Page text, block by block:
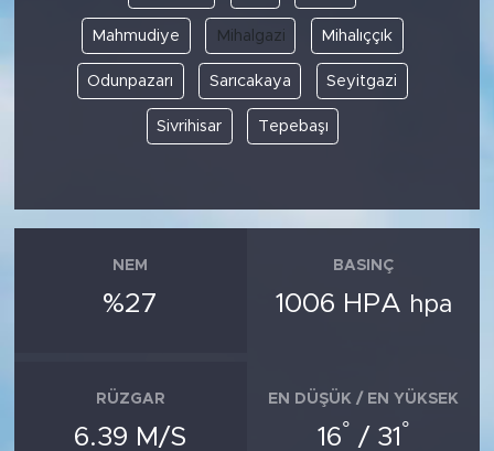
Mahmudiye Mihalgazi Mihalıççık
Odunpazarı Sarıcakaya Seyitgazi
Sivrihisar Tepebaşı
NEM
%27
BASINÇ
1006 HPA hpa
RÜZGAR
6.39 M/S
EN DÜŞÜK / EN YÜKSEK
16° / 31 °